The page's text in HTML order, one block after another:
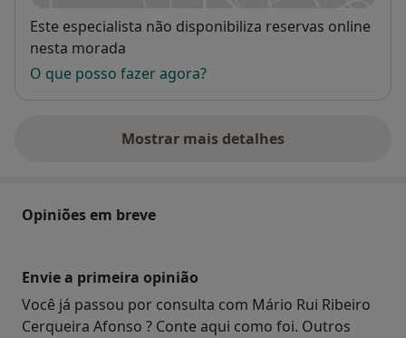
Disponibilidade
Este especialista não disponibiliza reservas online
nesta morada
O que posso fazer agora?
Mostrar mais detalhes
sobre o endereço
Opiniões em breve
Envie a primeira opinião
Você já passou por consulta com Mário Rui Ribeiro
Cerqueira Afonso ? Conte aqui como foi. Outros